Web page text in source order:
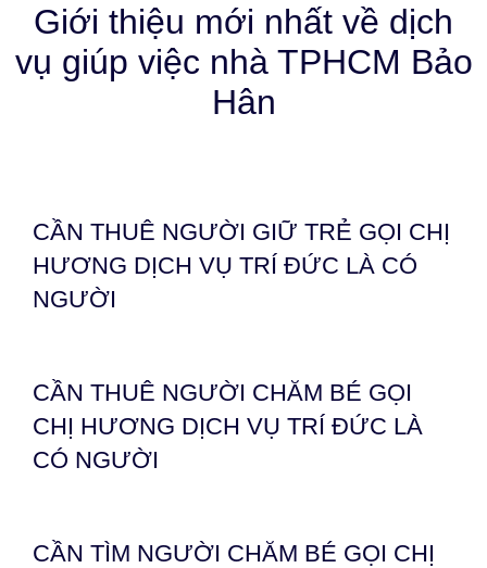
Giới thiệu mới nhất về dịch
vụ giúp việc nhà TPHCM Bảo
Hân
CẦN THUÊ NGƯỜI GIỮ TRẺ GỌI CHỊ
HƯƠNG DỊCH VỤ TRÍ ĐỨC LÀ CÓ
NGƯỜI
CẦN THUÊ NGƯỜI CHĂM BÉ GỌI
CHỊ HƯƠNG DỊCH VỤ TRÍ ĐỨC LÀ
CÓ NGƯỜI
CẦN TÌM NGƯỜI CHĂM BÉ GỌI CHỊ